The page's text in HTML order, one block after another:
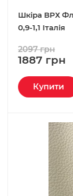
Шкіра ВРХ
0,9-1,1 Італія
1887 грн
2097 грн
Купити